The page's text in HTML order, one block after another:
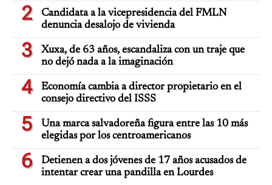
2
Candidata a la vicepresidencia del FMLN
denuncia desalojo de vivienda
3
Xuxa, de 63 años, escandaliza con un traje que
no dejó nada a la imaginación
4
Economía cambia a director propietario en el
consejo directivo del ISSS
5
Una marca salvadoreña figura entre las 10 más
elegidas por los centroamericanos
6
Detienen a dos jóvenes de 17 años acusados de
intentar crear una pandilla en Lourdes